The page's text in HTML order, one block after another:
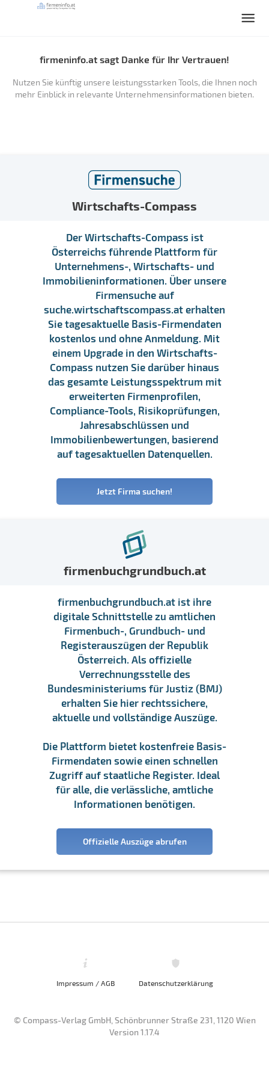
firmeninfo.at sagt Danke für Ihr Vertrauen!
Nutzen Sie künftig unsere leistungsstarken Tools, die Ihnen noch
mehr Einblick in relevante Unternehmensinformationen bieten.
Wirtschafts-Compass
Der Wirtschafts-Compass ist
Österreichs führende Plattform für
Unternehmens-, Wirtschafts- und
Immobilieninformationen. Über unsere
Firmensuche auf
suche.wirtschaftscompass.at erhalten
Sie tagesaktuelle Basis-Firmendaten
kostenlos und ohne Anmeldung. Mit
einem Upgrade in den Wirtschafts-
Compass nutzen Sie darüber hinaus
das gesamte Leistungsspektrum mit
erweiterten Firmenprofilen,
Compliance-Tools, Risikoprüfungen,
Jahresabschlüssen und
Immobilienbewertungen, basierend
auf tagesaktuellen Datenquellen.
Jetzt Firma suchen!
firmenbuchgrundbuch.at
firmenbuchgrundbuch.at ist ihre
digitale Schnittstelle zu amtlichen
Firmenbuch-, Grundbuch- und
Registerauszügen der Republik
Österreich. Als offizielle
Verrechnungsstelle des
Bundesministeriums für Justiz (BMJ)
erhalten Sie hier rechtssichere,
aktuelle und vollständige Auszüge.
Die Plattform bietet kostenfreie Basis-
Firmendaten sowie einen schnellen
Zugriff auf staatliche Register. Ideal
für alle, die verlässliche, amtliche
Informationen benötigen.
Offizielle Auszüge abrufen
Impressum / AGB Datenschutzerklärung
© Compass-Verlag GmbH, Schönbrunner Straße 231, 1120 Wien
Version 1.17.4